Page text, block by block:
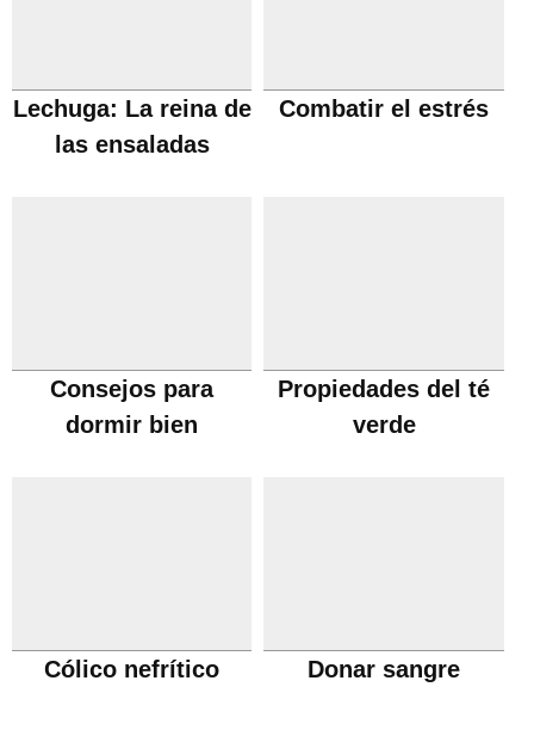
Lechuga: La reina de
las ensaladas
Combatir el estrés
Consejos para
dormir bien
Propiedades del té
verde
Cólico nefrítico Donar sangre